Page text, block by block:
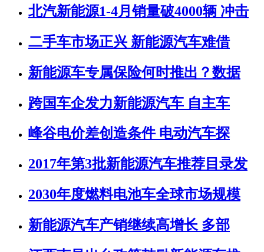
北汽新能源1-4月销量破4000辆 冲击
二手车市场正兴 新能源汽车难借
新能源车专属保险何时推出？数据
跨国车企发力新能源汽车 自主车
峰谷电价差创造条件 电动汽车探
2017年第3批新能源汽车推荐目录发
2030年度燃料电池车全球市场规模
新能源汽车产销继续高增长 多部